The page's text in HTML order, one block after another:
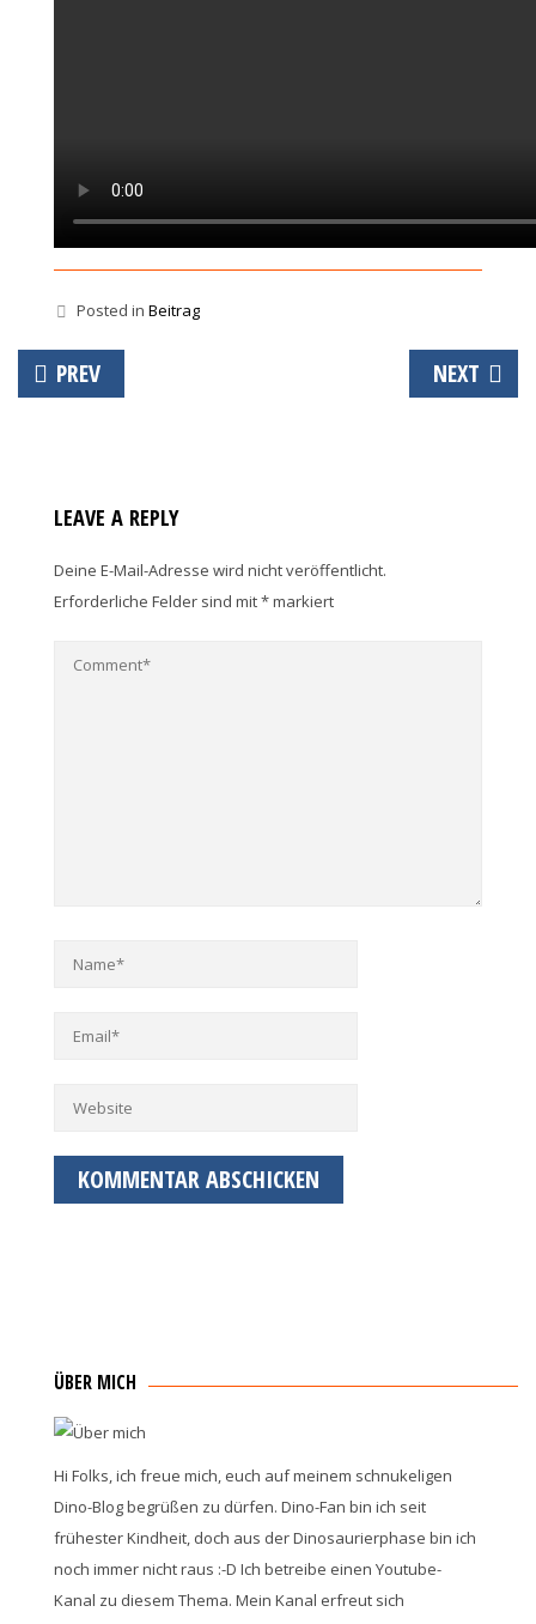
Posted in Beitrag
Beitrags-
Navigation
PREV NEXT
LEAVE A REPLY
Deine E-Mail-Adresse wird nicht veröffentlicht.
Erforderliche Felder sind mit*markiert
ÜBER MICH
Hi Folks, ich freue mich, euch auf meinem schnukeligen
Dino-Blog begrüßen zu dürfen. Dino-Fan bin ich seit
frühester Kindheit, doch aus der Dinosaurierphase bin ich
noch immer nicht raus :-D Ich betreibe einen Youtube-
Kanal zu diesem Thema. Mein Kanal erfreut sich